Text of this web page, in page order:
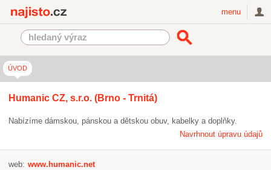
menu
ÚVOD
Humanic CZ, s.r.o. (Brno - Trnitá)
Nabízíme dámskou, pánskou a dětskou obuv, kabelky a doplňky.
Navrhnout úpravu údajů
web: www.humanic.net